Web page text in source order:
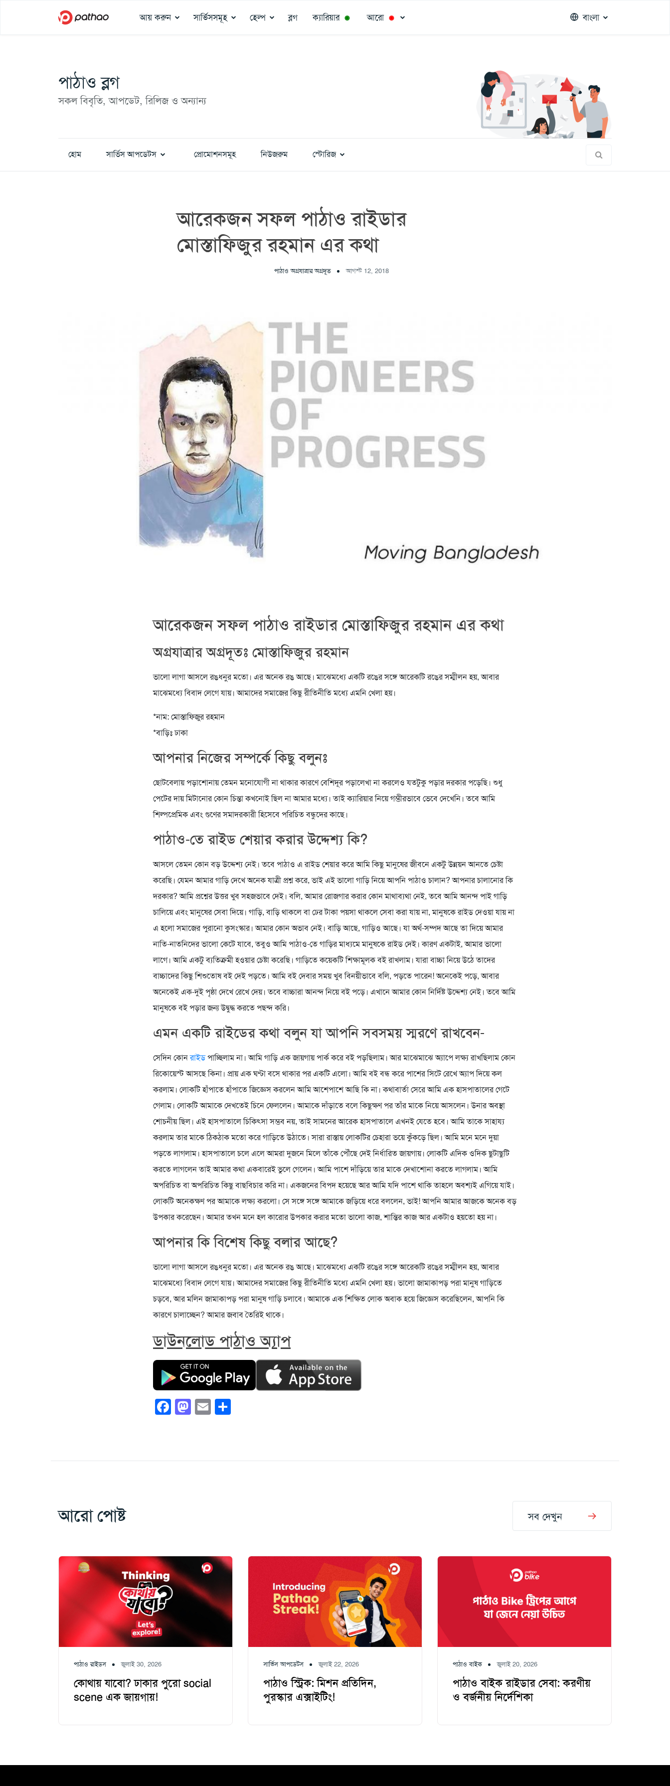
আয় করুন সার্ভিসসমূহ হেল্প ব্লগ ক্যারিয়ার ◉ আরো ◉ বাংলা
পাঠাও ব্লগ
সকল বিবৃতি, আপডেট, রিলিজ ও অন্যান্য
হোম সার্ভিস আপডেটস প্রোমোশনসমূহ নিউজরুম স্টোরিজ
আরেকজন সফল পাঠাও রাইডার
মোস্তাফিজুর রহমান এর কথা
পাঠাও অগ্রযাত্রার অগ্রদূত আগস্ট 12, 2018
আরেকজন সফল পাঠাও রাইডার মোস্তাফিজুর রহমান এর কথা
অগ্রযাত্রার অগ্রদূতঃ মোস্তাফিজুর রহমান
ভালো লাগা আসলে রঙধনুর মতো। এর অনেক রঙ আছে। মাঝেমধ্যে একটি রঙের সঙ্গে আরেকটি রঙের সম্মীলন হয়, আবার
মাঝেমধ্যে বিবাদ লেগে যায়। আমাদের সমাজের কিছু রীতিনীতি মধ্যে এমনি খেলা হয়।
*নাম: মোস্তাফিজুর রহমান
*বাড়িঃ ঢাকা
আপনার নিজের সম্পর্কে কিছু বলুনঃ
ছোটবেলায় পড়াশোনায় তেমন মনোযোগী না থাকার কারণে বেশিদূর পড়ালেখা না করলেও যতটুকু পড়ার দরকার পড়েছি। শুধু
পেটের দায় মিটানোর কোন চিন্তা কখনোই ছিল না আমার মধ্যে। তাই ক্যারিয়ার নিয়ে গম্ভীরভাবে ভেবে দেখেনি। তবে আমি
শিল্পপ্রেমিক এবং গুণের সমাদরকারী হিসেবে পরিচিত বন্ধুদের কাছে।
পাঠাও-তে রাইড শেয়ার করার উদ্দেশ্য কি?
আসলে তেমন কোন বড় উদ্দেশ্য নেই। তবে পাঠাও এ রাইড শেয়ার করে আমি কিছু মানুষের জীবনে একটু উন্নয়ন আনতে চেষ্টা
করেছি। যেমন আমার গাড়ি দেখে অনেক যাত্রী প্রশ্ন করে, ভাই এই ভালো গাড়ি নিয়ে আপনি পাঠাও চালান? আপনার চালানোর কি
দরকার? আমি প্রশ্নের উত্তর খুব সহজভাবে দেই। বলি, আমার রোজগার করার কোন মাথাব্যথা নেই, তবে আমি আনন্দ পাই গাড়ি
চালিয়ে এবং মানুষের সেবা দিয়ে। গাড়ি, বাড়ি থাকলে বা ঢের টাকা পয়সা থাকলে সেবা করা যায় না, মানুষকে রাইড দেওয়া যায় না
এ হলো সমাজের পুরানো কুসংস্কার। আমার কোন অভাব নেই। বাড়ি আছে, গাড়িও আছে। যা অর্থ-সম্পদ আছে তা দিয়ে আমার
নাতি-নাতনিদের ভালো কেটে যাবে, তবুও আমি পাঠাও-তে গাড়ির মাধ্যমে মানুষকে রাইড দেই। কারণ একটাই, আমার ভালো
লাগে। আমি একটু ব্যতিক্রমী হওয়ার চেষ্টা করেছি। গাড়িতে কয়েকটি শিক্ষামূলক বই রাখলাম। যারা বাচ্চা নিয়ে উঠে তাদের
বাচ্চাদের কিছু শিশুতোষ বই দেই পড়তে। আমি বই দেবার সময় খুব বিনয়ীভাবে বলি, পড়তে পারেন! অনেকেই পড়ে, আবার
অনেকেই এক-দুই পৃষ্ঠা দেখে রেখে দেয়। তবে বাচ্চারা আনন্দ নিয়ে বই পড়ে। এখানে আমার কোন নির্দিষ্ট উদ্দেশ্য নেই। তবে আমি
মানুষকে বই পড়ার জন্য উদ্বুদ্ধ করতে পছন্দ করি।
এমন একটি রাইডের কথা বলুন যা আপনি সবসময় স্মরণে রাখবেন-
সেদিন কোনরাইডপাচ্ছিলাম না। আমি গাড়ি এক জায়গায় পার্ক করে বই পড়ছিলাম। আর মাঝেমাঝে অ্যাপে লক্ষ্য রাখছিলাম কোন
রিকোয়েস্ট আসছে কিনা। প্রায় এক ঘণ্টা বসে থাকার পর একটি এলো। আমি বই বন্ধ করে পাশের সিটে রেখে অ্যাপ দিয়ে কল
করলাম। লোকটি হাঁপাতে হাঁপাতে জিজ্ঞেস করলেন আমি আশেপাশে আছি কি না। কথাবার্তা সেরে আমি এক হাসপাতালের গেটে
গেলাম। লোকটি আমাকে দেখতেই চিনে ফেললেন। আমাকে দাঁড়াতে বলে কিছুক্ষণ পর তাঁর মাকে নিয়ে আসলেন। উনার অবস্থা
শোচনীয় ছিল। এই হাসপাতালে চিকিৎসা সম্ভব নয়, তাই সামনের আরেক হাসপাতালে এখনই যেতে হবে। আমি তাকে সাহায্য
করলাম তার মাকে ঠিকঠাক মতো করে গাড়িতে উঠাতে। সারা রাস্তায় লোকটির চেহারা ভয়ে কুঁকড়ে ছিল। আমি মনে মনে দুয়া
পড়তে লাগলাম। হাসপাতালে চলে এলে আমরা দুজনে মিলে তাঁকে পৌঁছে দেই নির্ধারিত জায়গায়। লোকটি এদিক ওদিক ছুটাছুটি
করতে লাগলেন তাই আমার কথা একবারেই ভুলে গেলেন। আমি পাশে দাঁড়িয়ে তার মাকে দেখাশোনা করতে লাগলাম। আমি
অপরিচিত বা অপরিচিত কিছু বাছবিচার করি না। একজনের বিপদ হয়েছে আর আমি যদি পাশে থাকি তাহলে অবশ্যই এগিয়ে যাই।
লোকটি অনেকক্ষণ পর আমাকে লক্ষ্য করলো। সে সঙ্গে সঙ্গে আমাকে জড়িয়ে ধরে বললেন, ভাই! আপনি আমার আজকে অনেক বড়
উপকার করেছেন। আমার তখন মনে হল কারোর উপকার করার মতো ভালো কাজ, শান্তির কাজ আর একটাও হয়তো হয় না।
আপনার কি বিশেষ কিছু বলার আছে?
ভালো লাগা আসলে রঙধনুর মতো। এর অনেক রঙ আছে। মাঝেমধ্যে একটি রঙের সঙ্গে আরেকটি রঙের সম্মীলন হয়, আবার
মাঝেমধ্যে বিবাদ লেগে যায়। আমাদের সমাজের কিছু রীতিনীতি মধ্যে এমনি খেলা হয়। ভালো জামাকাপড় পরা মানুষ গাড়িতে
চড়বে, আর মলিন জামাকাপড় পরা মানুষ গাড়ি চলাবে। আমাকে এক শিক্ষিত লোক অবাক হয়ে জিজ্ঞেস করেছিলেন, আপনি কি
কারণে চালাচ্ছেন? আমার জবাব তৈরিই থাকে।
ডাউনলোড পাঠাও অ্যাপ
Facebook
Mastodon
Email
আরো পোষ্ট সব দেখুন
পাঠাও রাইডস জুলাই 30, 2026
কোথায় যাবো? ঢাকার পুরো social
scene এক জায়গায়!
সার্ভিস আপডেটস জুলাই 22, 2026
পাঠাও স্ট্রিক: মিশন প্রতিদিন,
পুরস্কার এক্সাইটিং!
পাঠাও বাইক জুলাই 20, 2026
পাঠাও বাইক রাইডার সেবা: করণীয়
ও বর্জনীয় নির্দেশিকা